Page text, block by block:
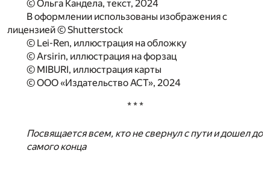
© Ольга Кандела, текст, 2024
В оформлении использованы изображения с
лицензией © Shutterstock
© Lei-Ren, иллюстрация на обложку
© Arsirin, иллюстрация на форзац
© MIBURI, иллюстрация карты
© ООО «Издательство АСТ», 2024
* * *
Посвящается всем, кто не свернул с пути и дошел до
самого конца